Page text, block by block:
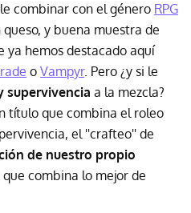
combinar con el género RPG
y buena muestra de
ya hemos destacado aquí
o Vampyr. Pero ¿y si le
supervivencia a la mezcla?
título que combina el roleo
el ''crafteo'' de
de nuestro propio
combina lo mejor de